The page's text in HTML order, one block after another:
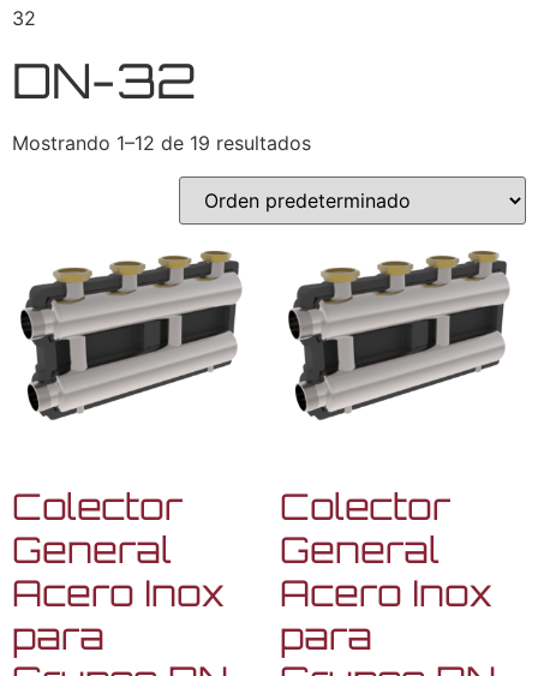
32
DN-32
Mostrando 1–12 de 19 resultados
Colector
General
Acero Inox
para
Colector
General
Acero Inox
para